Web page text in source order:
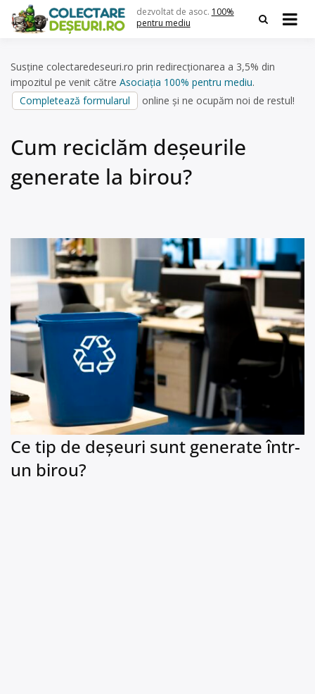
content
dezvoltat de asoc. 100%
pentru mediu
Susține colectaredeseuri.ro prin redirecționarea a 3,5% din
impozitul pe venit către Asociația 100% pentru mediu.
Completează formularul
online și ne ocupăm noi de restul!
Cum reciclăm deșeurile
generate la birou?
Ce tip de deșeuri sunt generate într-
un birou?